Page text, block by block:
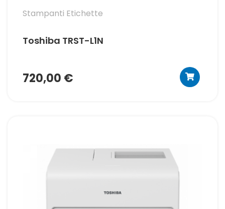
Stampanti Etichette
Toshiba TRST-L1N
720,00 €